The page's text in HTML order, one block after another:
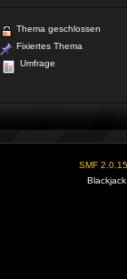
Thema geschlossen
Fixiertes Thema
Umfrage
SMF 2.0.15